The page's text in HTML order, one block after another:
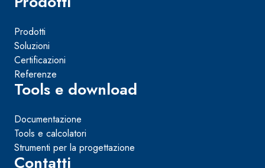
Prodotti
Soluzioni
Certificazioni
Referenze
Tools e download
Documentazione
Tools e calcolatori
Strumenti per la progettazione
Contatti